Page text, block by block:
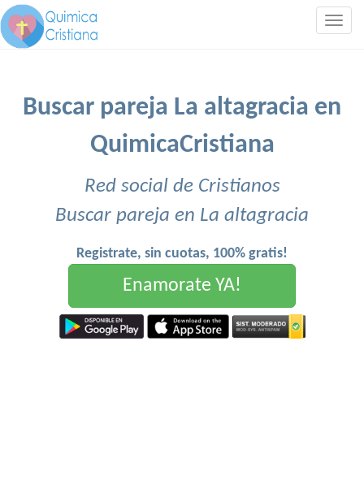
Buscar pareja La altagracia en
QuimicaCristiana
Red social de Cristianos
Buscar pareja en La altagracia
Registrate, sin cuotas, 100% gratis!
Enamorate YA!